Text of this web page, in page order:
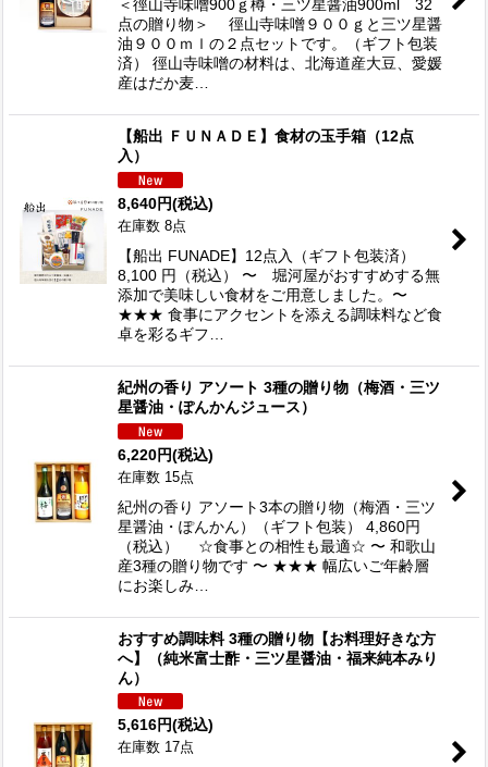
＜徑山寺味噌900ｇ樽・三ツ星醤油900ml 32
点の贈り物＞ 徑山寺味噌９００ｇと三ツ星醤
油９００ｍｌの２点セットです。（ギフト包装
済） 徑山寺味噌の材料は、北海道産大豆、愛媛
産はだか麦…
【船出 ＦＵＮＡＤＥ】食材の玉手箱（12点
入）
8,640円(税込)
在庫数 8点
【船出 FUNADE】12点入（ギフト包装済）
8,100 円（税込） 〜 堀河屋がおすすめする無
添加で美味しい食材をご用意しました。〜
★★★ 食事にアクセントを添える調味料など食
卓を彩るギフ…
紀州の香り アソート 3種の贈り物（梅酒・三ツ
星醤油・ぽんかんジュース）
6,220円(税込)
在庫数 15点
紀州の香り アソート3本の贈り物（梅酒・三ツ
星醤油・ぽんかん）（ギフト包装） 4,860円
（税込） ☆食事との相性も最適☆ 〜 和歌山
産3種の贈り物です 〜 ★★★ 幅広いご年齢層
にお楽しみ…
おすすめ調味料 3種の贈り物【お料理好きな方
へ】（純米富士酢・三ツ星醤油・福来純本みり
ん）
5,616円(税込)
在庫数 17点